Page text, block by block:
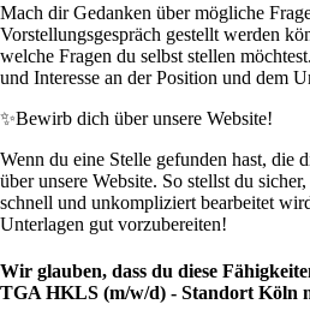
Mach dir Gedanken über mögliche
Vorstellungsgespräch gestellt werden
welche Fragen du selbst stellen
und Interesse an der Position und dem
✨Bewirb dich über unsere Website!
Wenn du eine Stelle gefunden hast, die
über unsere Website. So stellst du
schnell und unkompliziert bearbeitet
Unterlagen gut vorzubereiten!
Wir glauben, dass du diese
TGA HKLS (m/w/d) - Standort Köln